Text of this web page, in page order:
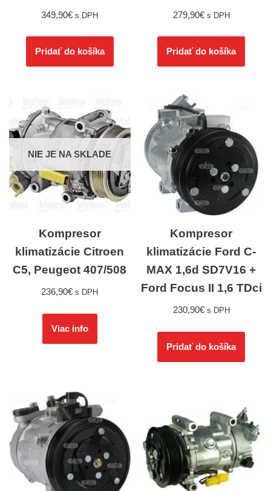
349,90€ s DPH
Pridať do košíka
279,90€ s DPH
Pridať do košíka
NIE JE NA SKLADE
Kompresor
klimatizácie Citroen
C5, Peugeot 407/508
236,90€ s DPH
Viac info
Kompresor
klimatizácie Ford C-
MAX 1,6d SD7V16 +
Ford Focus II 1,6 TDci
230,90€ s DPH
Pridať do košíka